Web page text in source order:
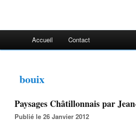
Accueil Contact
bouix
Paysages Châtillonnais par
Publié le 26 Janvier 2012